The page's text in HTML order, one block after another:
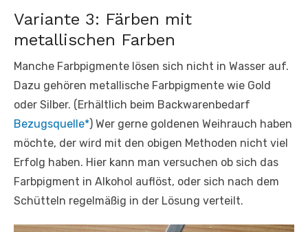
Variante 3: Färben mit
metallischen Farben
Manche Farbpigmente lösen sich nicht in Wasser auf.
Dazu gehören metallische Farbpigmente wie Gold
oder Silber. (Erhältlich beim Backwarenbedarf
Bezugsquelle*) Wer gerne goldenen Weihrauch haben
möchte, der wird mit den obigen Methoden nicht viel
Erfolg haben. Hier kann man versuchen ob sich das
Farbpigment in Alkohol auflöst, oder sich nach dem
Schütteln regelmäßig in der Lösung verteilt.